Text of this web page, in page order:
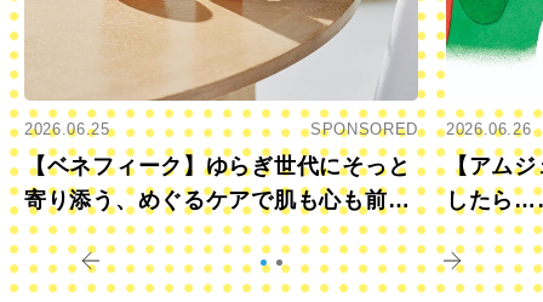
2026.06.25 SPONSORED
【ベネフィーク】ゆらぎ世代にそっと
寄り添う、めぐるケアで肌も心も前向
きに
2026.06.26
【アムジ
したら
すか？